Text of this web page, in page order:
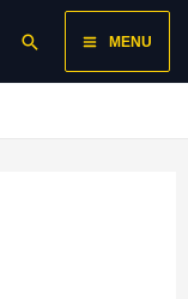
SearchMain
Menu
MENU